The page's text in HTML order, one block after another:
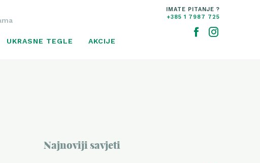
UKRASNE TEGLE AKCIJE
IMATE PITANJE ?
+385 1 7987 725
Najnoviji savjeti